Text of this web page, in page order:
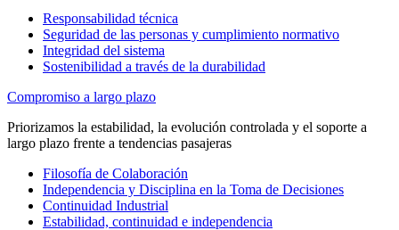
Responsabilidad técnica
Seguridad de las personas y cumplimiento normativo
Integridad del sistema
Sostenibilidad a través de la durabilidad
Compromiso a largo plazo
Priorizamos la estabilidad, la evolución controlada y el soporte a
largo plazo frente a tendencias pasajeras
Filosofía de Colaboración
Independencia y Disciplina en la Toma de Decisiones
Continuidad Industrial
Estabilidad, continuidad e independencia